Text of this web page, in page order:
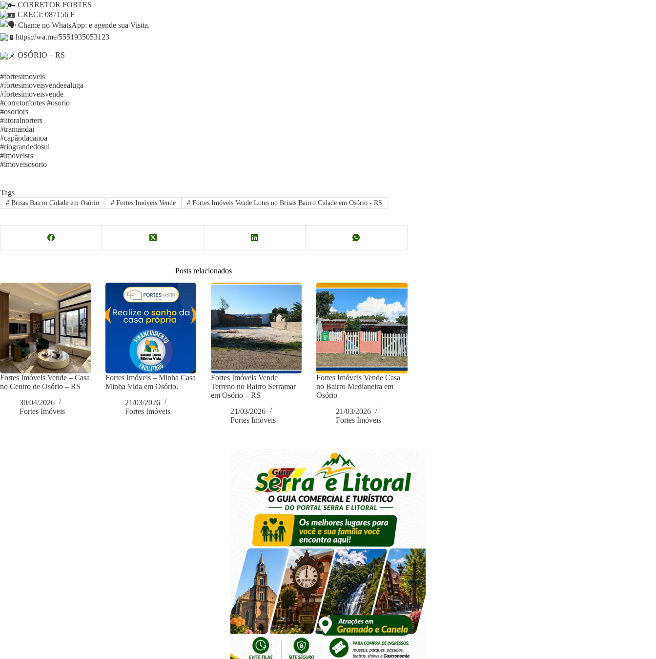
CORRETOR FORTES
CRECI: 087156 F
Chame no WhatsApp: e agende sua Visita.
https://wa.me/5551935053123
OSÓRIO – RS
#fortesimoveis
#fortesimoveisvendeealuga
#fortesimoveisvende
#corretorfortes #osorio
#osoriors
#litoralnorters
#tramandai
#capãodacanoa
#riograndedosul
#imoveisrs
#imoveisosorio
Tags
#Brisas Bairro Cidade em Osório #Fortes Imóveis Vende # Fortes Imóveis Vende Lotes no Brisas Bairro Cidade em Osório - RS
Posts relacionados
Fortes Imóveis Vende – Casa
no Centro de Osório – RS
30/04/2026
Fortes Imóveis
Fortes Imóveis – Minha Casa
Minha Vida em Osório.
21/03/2026
Fortes Imóveis
Fortes Imóveis Vende
Terreno no Bairro Serramar
em Osório – RS
21/03/2026
Fortes Imóveis
Fortes Imóveis Vende Casa
no Bairro Medianeira em
Osório
21/03/2026
Fortes Imóveis